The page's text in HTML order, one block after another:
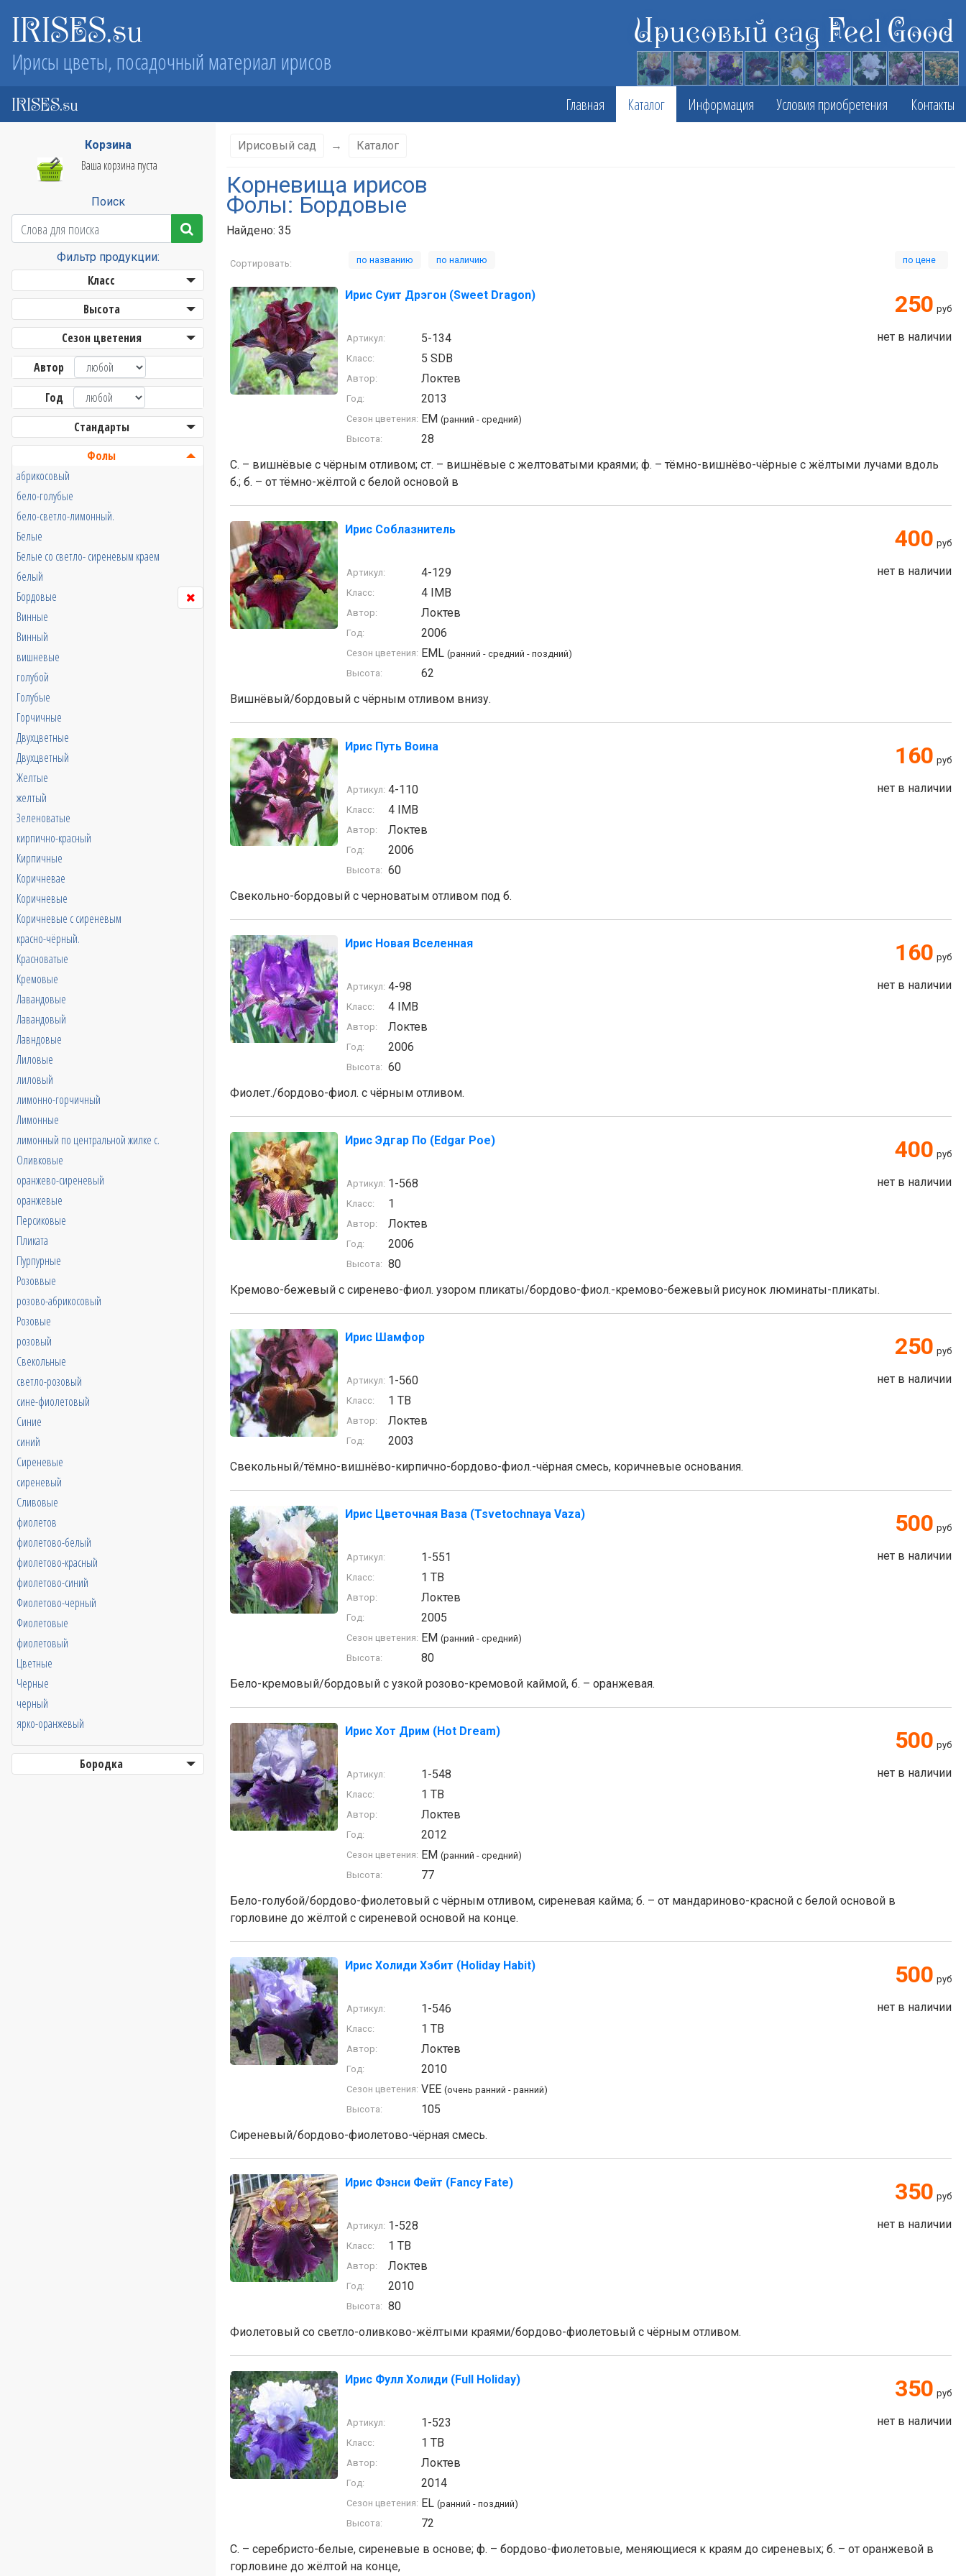
IRISES.su Ирисовый сад Feel Good
Ирисы цветы, посадочный материал ирисов
IRISES.su Главная Каталог Информация Условия приобретения Контакты
Корзина
Ваша корзина пуста
Поиск
Фильтр продукции:
Класс
Высота
Сезон цветения
Автор
Год
Стандарты
Фолы
абрикосовый
бело-голубые
бело-светло-лимонный.
Белые
Белые со светло- сиреневым краем
белый
Бордовые
Винные
Винный
вишневые
голубой
Голубые
Горчичные
Двухцветные
Двухцветный
Желтые
желтый
Зеленоватые
кирпично-красный
Кирпичные
Коричневае
Коричневые
Коричневые с сиреневым
красно-чёрный.
Красноватые
Кремовые
Лавандовые
Лавандовый
Лавндовые
Лиловые
лиловый
лимонно-горчичный
Лимонные
лимонный по центральной жилке с.
Оливковые
оранжево-сиреневый
оранжевые
Персиковые
Пликата
Пурпурные
Розоввые
розово-абрикосовый
Розовые
розовый
Свекольные
светло-розовый
сине-фиолетовый
Синие
синий
Сиреневые
сиреневый
Сливовые
фиолетов
фиолетово-белый
фиолетово-красный
фиолетово-синий
Фиолетово-черный
Фиолетовые
фиолетовый
Цветные
Черные
черный
ярко-оранжевый
Бородка
Ирисовый сад → Каталог
Корневища ирисов
Фолы: Бордовые
Найдено: 35
Сортировать: по названию по наличию по цене
Ирис Суит Дрэгон (Sweet Dragon) 250 руб
нет в наличии
Артикул: 5-134
Класс: 5 SDB
Автор: Локтев
Год: 2013
Сезон цветения: EM (ранний - средний)
Высота:
28
С. – вишнёвые с чёрным отливом; ст. – вишнёвые с желтоватыми краями; ф. – тёмно-вишнёво-чёрные с жёлтыми лучами вдоль
б.; б. – от тёмно-жёлтой с белой основой в
Ирис Соблазнитель 400 руб
нет в наличии
Артикул: 4-129
Класс: 4 IMB
Автор: Локтев
Год: 2006
Сезон цветения: EML (ранний - средний - поздний)
Высота:
62
Вишнёвый/бордовый с чёрным отливом внизу.
Ирис Путь Воина 160 руб
нет в наличии
Артикул: 4-110
Класс: 4 IMB
Автор: Локтев
Год: 2006
Высота: 60
Свекольно-бордовый с черноватым отливом под б.
Ирис Новая Вселенная 160 руб
нет в наличии
Артикул: 4-98
Класс: 4 IMB
Автор: Локтев
Год: 2006
Высота: 60
Фиолет./бордово-фиол. с чёрным отливом.
Ирис Эдгар По (Edgar Poe) 400 руб
нет в наличии
Артикул: 1-568
Класс: 1
Автор: Локтев
Год: 2006
Высота: 80
Кремово-бежевый с сиренево-фиол. узором пликаты/бордово-фиол.-кремово-бежевый рисунок люминаты-пликаты.
Ирис Шамфор 250 руб
нет в наличии
Артикул: 1-560
Класс: 1 TB
Автор: Локтев
Год:
2003
Свекольный/тёмно-вишнёво-кирпично-бордово-фиол.-чёрная смесь, коричневые основания.
Ирис Цветочная Ваза (Tsvetochnaya Vaza) 500 руб
нет в наличии
Артикул: 1-551
Класс: 1 TB
Автор: Локтев
Год: 2005
Сезон цветения: EM (ранний - средний)
Высота:
80
Бело-кремовый/бордовый с узкой розово-кремовой каймой, б. – оранжевая.
Ирис Хот Дрим (Hot Dream) 500 руб
нет в наличии
Артикул: 1-548
Класс: 1 TB
Автор: Локтев
Год: 2012
Сезон цветения: EM (ранний - средний)
Высота:
77
Бело-голубой/бордово-фиолетовый с чёрным отливом, сиреневая кайма; б. – от мандариново-красной с белой основой в
горловине до жёлтой с сиреневой основой на конце.
Ирис Холиди Хэбит (Holiday Habit) 500 руб
нет в наличии
Артикул: 1-546
Класс: 1 TB
Автор: Локтев
Год: 2010
Сезон цветения: VEE (очень ранний - ранний)
Высота:
105
Сиреневый/бордово-фиолетово-чёрная смесь.
Ирис Фэнси Фейт (Fancy Fate) 350 руб
нет в наличии
Артикул: 1-528
Класс: 1 TB
Автор: Локтев
Год: 2010
Высота: 80
Фиолетовый со светло-оливково-жёлтыми краями/бордово-фиолетовый с чёрным отливом.
Ирис Фулл Холиди (Full Holiday) 350 руб
нет в наличии
Артикул: 1-523
Класс: 1 TB
Автор: Локтев
Год: 2014
Сезон цветения: EL (ранний - поздний)
Высота:
72
С. – серебристо-белые, сиреневые в основе; ф. – бордово-фиолетовые, меняющиеся к краям до сиреневых; б. – от оранжевой в
горловине до жёлтой на конце,